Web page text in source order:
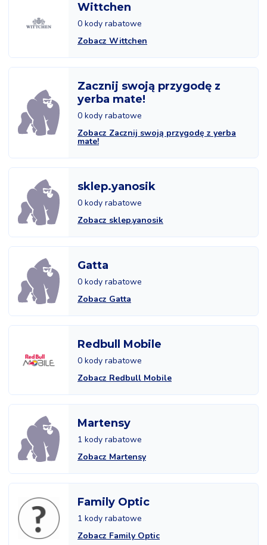
Wittchen
0 kody rabatowe
Zobacz Wittchen
Zacznij swoją przygodę z
yerba mate!
0 kody rabatowe
Zobacz Zacznij swoją przygodę z yerba
mate!
sklep.yanosik
0 kody rabatowe
Zobacz sklep.yanosik
Gatta
0 kody rabatowe
Zobacz Gatta
Redbull Mobile
0 kody rabatowe
Zobacz Redbull Mobile
Martensy
1 kody rabatowe
Zobacz Martensy
Family Optic
1 kody rabatowe
Zobacz Family Optic